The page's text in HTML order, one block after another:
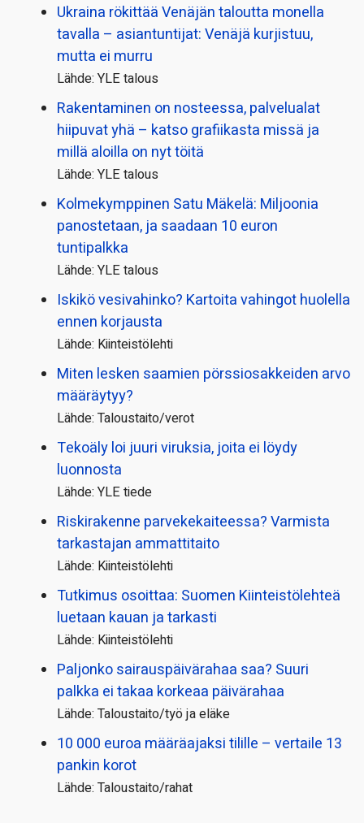
Ukraina rökittää Venäjän taloutta monella
tavalla – asiantuntijat: Venäjä kurjistuu,
mutta ei murru
Lähde: YLE talous
Rakentaminen on nosteessa, palvelualat
hiipuvat yhä – katso grafiikasta missä ja
millä aloilla on nyt töitä
Lähde: YLE talous
Kolmekymppinen Satu Mäkelä: Miljoonia
panostetaan, ja saadaan 10 euron
tuntipalkka
Lähde: YLE talous
Iskikö vesivahinko? Kartoita vahingot huolella
ennen korjausta
Lähde: Kiinteistölehti
Miten lesken saamien pörssi­osakkeiden arvo
määräytyy?
Lähde: Taloustaito/verot
Tekoäly loi juuri viruksia, joita ei löydy
luonnosta
Lähde: YLE tiede
Riskirakenne parvekekaiteessa? Varmista
tarkastajan ammattitaito
Lähde: Kiinteistölehti
Tutkimus osoittaa: Suomen Kiinteistölehteä
luetaan kauan ja tarkasti
Lähde: Kiinteistölehti
Paljonko sairauspäivä­rahaa saa? Suuri
palkka ei takaa korkeaa päivärahaa
Lähde: Taloustaito/työ ja eläke
10 000 euroa määräajaksi tilille – vertaile 13
pankin korot
Lähde: Taloustaito/rahat